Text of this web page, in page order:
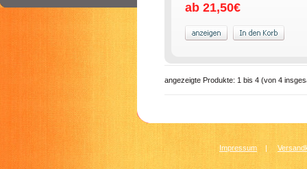
ab 21,50€
angezeigte Produkte: 1 bis 4 (von 4
Impressum |